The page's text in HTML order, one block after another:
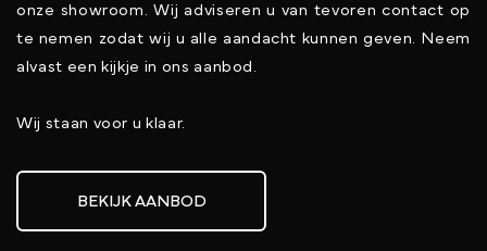
onze showroom. Wij adviseren u van tevoren contact op
te nemen zodat wij u alle aandacht kunnen geven. Neem
alvast een kijkje in ons aanbod.
Wij staan voor u klaar.
BEKIJK AANBOD